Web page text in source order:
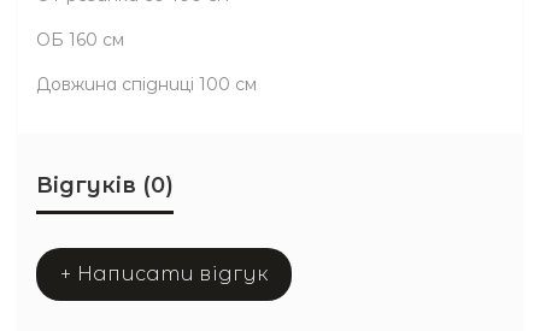
ОБ 160 см
Довжина спідниці 100 см
Відгуків (0)
+ Написати відгук